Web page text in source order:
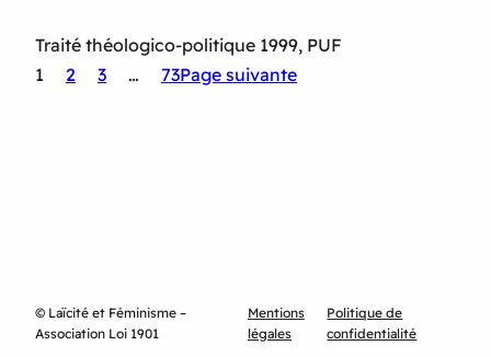
Traité théologico-politique 1999, PUF
1
2 3 … 73Page suivante
© Laïcité et Féminisme –
Association Loi 1901
Mentions
légales
Politique de
confidentialité